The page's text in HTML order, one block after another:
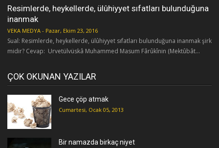
Resimlerde, heykellerde, ülûhiyyet sıfatları bulunduğuna
inanmak
VEKA MEDYA - Pazar, Ekim 23, 2016
Sual: Resimlerde, heykellerde, ülûhiyyet sıfatları bulunduğuna inanmak şirk
midir? Cevap: Urvetülvüskâ Muhammed Masum Fârûkînin (Mektûbât...
ÇOK OKUNAN YAZILAR
Gece çöp atmak
Cumartesi, Ocak 05, 2013
Bir namazda birkaç niyet